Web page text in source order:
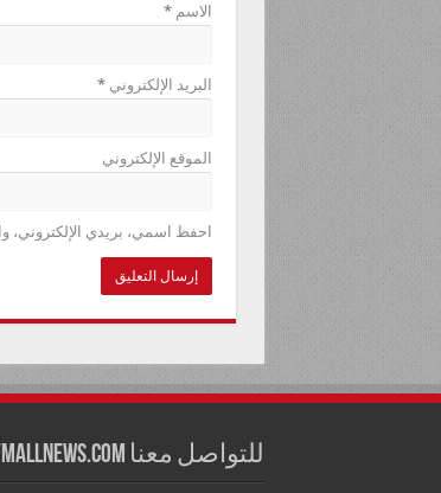
الاسم*
البريد الإلكتروني*
الموقع الإلكتروني
احفظ اسمي، بريدي الإلكتروني،
للتواصل معنا info@mymallnews.com